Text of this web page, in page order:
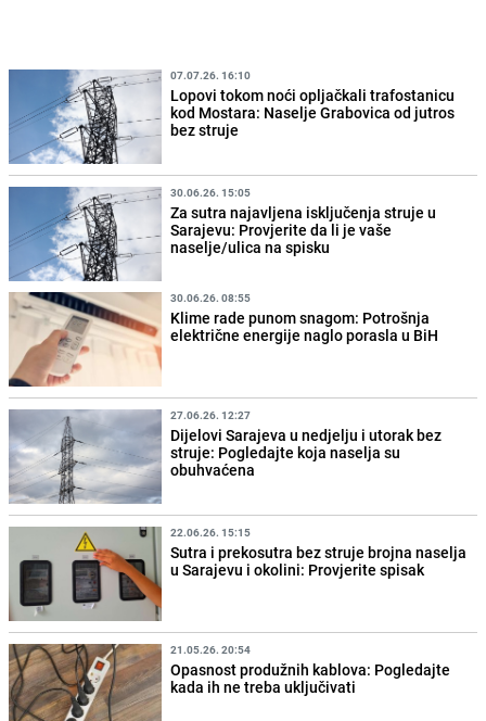
07.07.26. 16:10
Lopovi tokom noći opljačkali trafostanicu
kod Mostara: Naselje Grabovica od jutros
bez struje
30.06.26. 15:05
Za sutra najavljena isključenja struje u
Sarajevu: Provjerite da li je vaše
naselje/ulica na spisku
30.06.26. 08:55
Klime rade punom snagom: Potrošnja
električne energije naglo porasla u BiH
27.06.26. 12:27
Dijelovi Sarajeva u nedjelju i utorak bez
struje: Pogledajte koja naselja su
obuhvaćena
22.06.26. 15:15
Sutra i prekosutra bez struje brojna naselja
u Sarajevu i okolini: Provjerite spisak
21.05.26. 20:54
Opasnost produžnih kablova: Pogledajte
kada ih ne treba uključivati